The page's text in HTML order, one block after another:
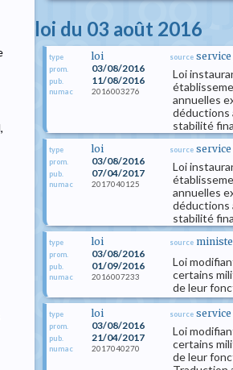
loi du 03 août 2016
type loi
prom. 03/08/2016
pub. 11/08/2016
numac 2016003276
source service
Loi
annuelles
déductions
stabilité
type loi
prom. 03/08/2016
pub. 07/04/2017
numac 2017040125
source
Loi
annuelles
déductions
stabilité
type loi
prom. 03/08/2016
pub. 01/09/2016
numac 2016007233
source
Loi
certains
de leur
type loi
prom. 03/08/2016
pub. 21/04/2017
numac 2017040270
source
Loi
certains
de leur